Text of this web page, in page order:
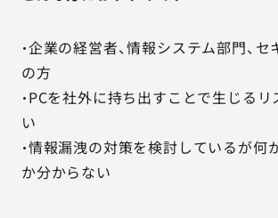
・企業の経営者、情報システム部門、
の方
・PCを社外に持ち出すことで生じる
い
・情報漏洩の対策を検討しているが何
か分からない